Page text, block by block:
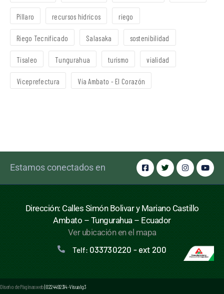
Píllaro recursos hídricos riego
Riego Tecnificado Salasaka sostenibilidad
Tisaleo Tungurahua turismo vialidad
Viceprefectura Vía Ambato - El Corazón
Estamos conectados en
Dirección: Calles Simón Bolivar y Mariano Castillo
Ambato – Tungurahua – Ecuador
Ver ubicación en el mapa
Telf: 033730220 - ext 200
Diseño de Páginas web| 0224492314 -Visualg3